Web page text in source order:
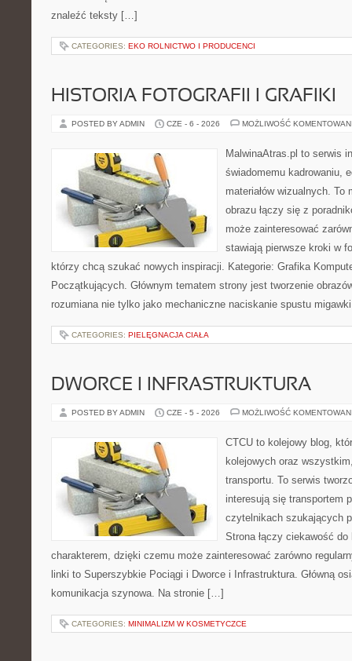
znaleźć teksty […]
CATEGORIES: EKO ROLNICTWO I PRODUCENCI
HISTORIA FOTOGRAFII I GRAFIKI
POSTED BY ADMIN CZE - 6 - 2026 MOŻLIWOŚĆ
MalwinaAtras.pl to serwis
świadomemu kadrowaniu,
materiałów wizualnych.
obrazu łączy się z
może zainteresować
stawiają pierwsze kroki w
którzy chcą szukać nowych inspiracji. Kategorie: Grafika
Początkujących. Głównym tematem strony jest tworzenie
rozumiana nie tylko jako mechaniczne naciskanie spustu
CATEGORIES: PIELĘGNACJA CIAŁA
DWORCE I INFRASTRUKTURA
POSTED BY ADMIN CZE - 5 - 2026 MOŻLIWOŚĆ
CTCU to kolejowy blog,
kolejowych oraz
transportu. To serwis
interesują się transportem
czytelnikach szukających
Strona łączy ciekawość
charakterem, dzięki czemu może zainteresować zarówno
linki to Superszybkie Pociągi i Dworce i Infrastruktura. Główną
komunikacja szynowa. Na stronie […]
CATEGORIES: MINIMALIZM W KOSMETYCZCE